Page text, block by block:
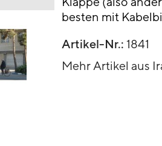
besten mit
Artikel-Nr.: 1841
Mehr Artikel aus